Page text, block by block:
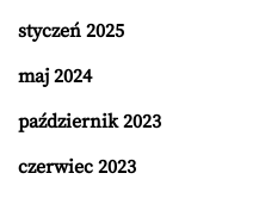
styczeń 2025
maj 2024
październik 2023
czerwiec 2023